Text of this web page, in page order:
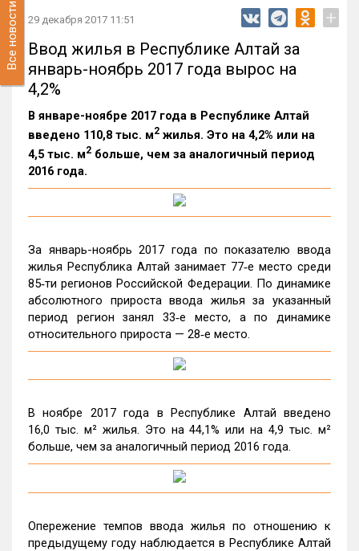
Все новости 29 декабря 2017 11:51 +
Ввод жилья в Республике Алтай за
январь-ноябрь 2017 года вырос на
4,2%
В январе-ноябре 2017 года в Республике Алтай
введено 110,8 тыс. м2 жилья. Это на 4,2% или на
4,5 тыс. м2 больше, чем за аналогичный период
2016 года.
За январь-ноябрь 2017 года по показателю ввода
жилья Республика Алтай занимает 77‑е место среди
85‑ти регионов Российской Федерации. По динамике
абсолютного прироста ввода жилья за указанный
период регион занял 33‑е место, а по динамике
относительного прироста — 28‑е место.
В ноябре 2017 года в Республике Алтай введено
16,0 тыс. м² жилья. Это на 44,1% или на 4,9 тыс. м²
больше, чем за аналогичный период 2016 года.
Опережение темпов ввода жилья по отношению к
предыдущему году наблюдается в Республике Алтай